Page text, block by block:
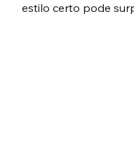
estilo certo pode